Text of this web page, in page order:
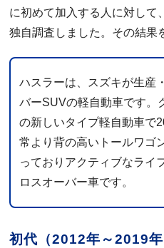
に初めて加入する人に対して
独自調査しました。その結果
ハスラーは、スズキが生産
バーSUVの軽自動車です。
の新しいタイプ軽自動車で
常より背の高いトールワゴ
っておりアクティブなライ
ロスオーバー車です。
初代（2012年～2019年